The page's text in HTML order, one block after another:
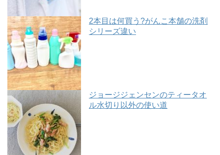
2本目は何買う?がんこ本舗の洗剤
シリーズ違い
ジョージジェンセンのティータオ
ル水切り以外の使い道